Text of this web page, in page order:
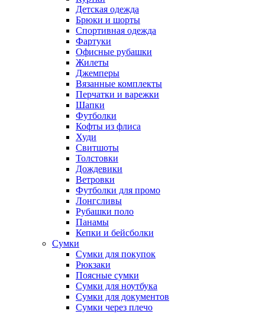
Детская одежда
Брюки и шорты
Спортивная одежда
Фартуки
Офисные рубашки
Жилеты
Джемперы
Вязанные комплекты
Перчатки и варежки
Шапки
Футболки
Кофты из флиса
Худи
Свитшоты
Толстовки
Дождевики
Ветровки
Футболки для промо
Лонгсливы
Рубашки поло
Панамы
Кепки и бейсболки
Сумки
Сумки для покупок
Рюкзаки
Поясные сумки
Сумки для ноутбука
Сумки для документов
Сумки через плечо